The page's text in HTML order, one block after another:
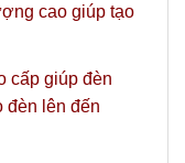
cao giúp tạo
cấp giúp đèn
đèn lên đến